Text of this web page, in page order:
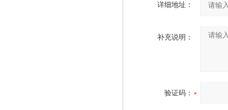
详细地址：
补充说明：
验证码：